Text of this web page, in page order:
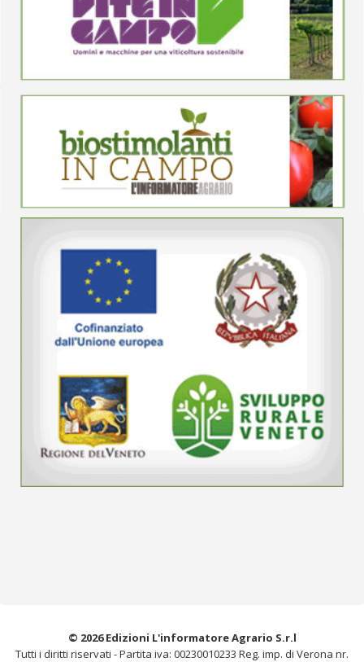
© 2026 Edizioni L'informatore Agrario S.r.l
Tutti i diritti riservati -Partita iva: 00230010233 Reg. imp. di Verona nr.